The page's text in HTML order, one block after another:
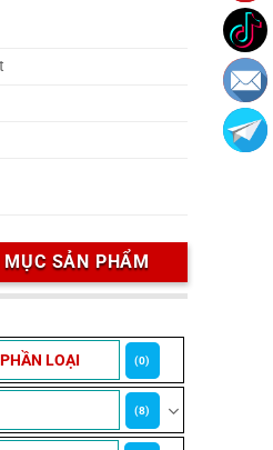
MỤC SẢN PHẨM
LOẠI (0)
(8)